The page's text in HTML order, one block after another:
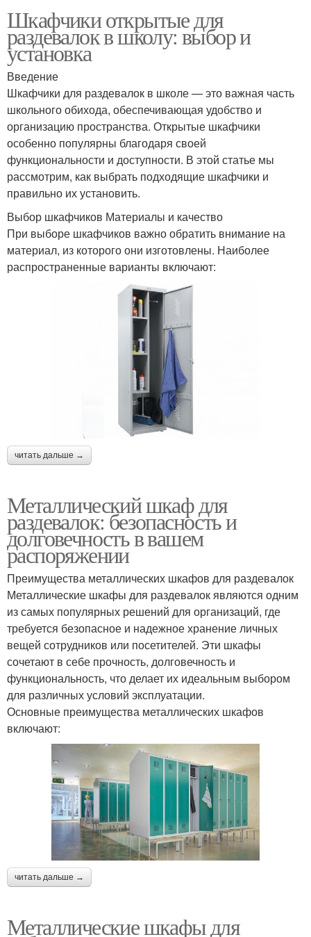
Шкафчики открытые для
раздевалок в школу: выбор и
установка
Введение
Шкафчики для раздевалок в школе — это важная часть
школьного обихода, обеспечивающая удобство и
организацию пространства. Открытые шкафчики
особенно популярны благодаря своей
функциональности и доступности. В этой статье мы
рассмотрим, как выбрать подходящие шкафчики и
правильно их установить.
Выбор шкафчиков Материалы и качество
При выборе шкафчиков важно обратить внимание на
материал, из которого они изготовлены. Наиболее
распространенные варианты включают:
читать дальше →
Металлический шкаф для
раздевалок: безопасность и
долговечность в вашем
распоряжении
Преимущества металлических шкафов для раздевалок
Металлические шкафы для раздевалок являются одним
из самых популярных решений для организаций, где
требуется безопасное и надежное хранение личных
вещей сотрудников или посетителей. Эти шкафы
сочетают в себе прочность, долговечность и
функциональность, что делает их идеальным выбором
для различных условий эксплуатации.
Основные преимущества металлических шкафов
включают:
читать дальше →
Металлические шкафы для